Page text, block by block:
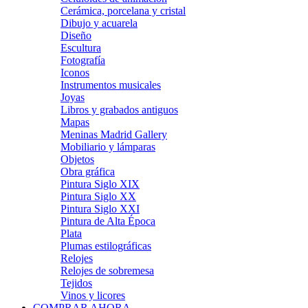
Cerámica, porcelana y cristal
Dibujo y acuarela
Diseño
Escultura
Fotografía
Iconos
Instrumentos musicales
Joyas
Libros y grabados antiguos
Mapas
Meninas Madrid Gallery
Mobiliario y lámparas
Objetos
Obra gráfica
Pintura Siglo XIX
Pintura Siglo XX
Pintura Siglo XXI
Pintura de Alta Época
Plata
Plumas estilográficas
Relojes
Relojes de sobremesa
Tejidos
Vinos y licores